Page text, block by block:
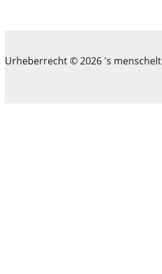
Urheberrecht © 2026 's menschelt